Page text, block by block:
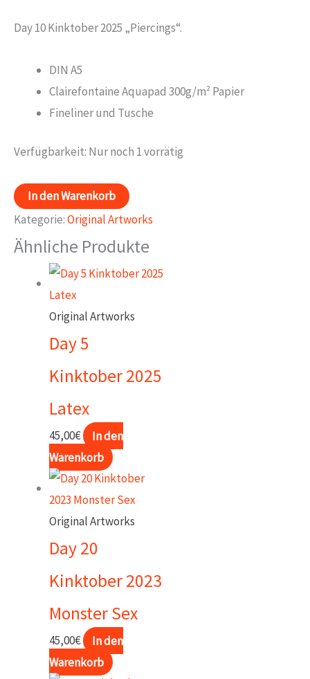
Day 10 Kinktober 2025 „Piercings“.
DIN A5
Clairefontaine Aquapad 300g/m² Papier
Fineliner und Tusche
Verfügbarkeit: Nur noch 1 vorrätig
Day
10
Kinktober
2025
Piercings
In den Warenkorb
Kategorie:Original Artworks
Ähnliche Produkte
Original Artworks
Day 5
Kinktober 2025
Latex
45,00€
In den
Warenkorb
Original Artworks
Day 20
Kinktober 2023
Monster Sex
45,00€
In den
Warenkorb